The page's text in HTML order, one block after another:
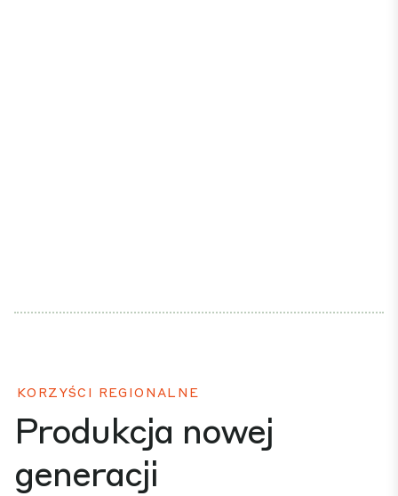
KORZYŚCI REGIONALNE
Produkcja nowej
generacji